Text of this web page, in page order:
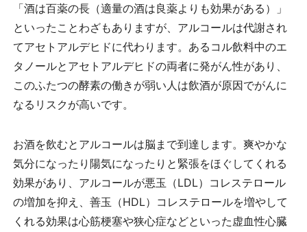
「酒は百薬の長（適量の酒は良薬よりも効果がある）」
といったことわざもありますが、アルコールは代謝され
てアセトアルデヒドに代わります。あるコル飲料中のエ
タノールとアセトアルデヒドの両者に発がん性があり、
このふたつの酵素の働きが弱い人は飲酒が原因でがんに
なるリスクが高いです。
お酒を飲むとアルコールは脳まで到達します。爽やかな
気分になったり陽気になったりと緊張をほぐしてくれる
効果があり、アルコールが悪玉（LDL）コレステロール
の増加を抑え、善玉（HDL）コレステロールを増やして
くれる効果は心筋梗塞や狭心症などといった虚血性心臓